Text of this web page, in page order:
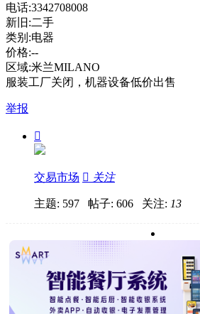
电话:3342708008
新旧:二手
类别:电器
价格:--
区域:米兰MILANO
服装工厂关闭，机器设备低价出售
举报

交易市场  关注
主题: 597 帖子: 606 关注: 13